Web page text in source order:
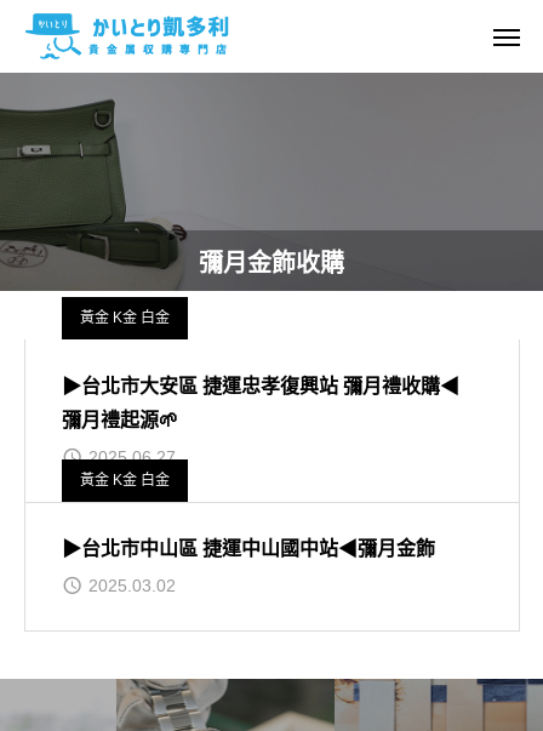
彌月金飾收購
黃金 K金 白金
▶台北市大安區 捷運忠孝復興站 彌月禮收購◀
彌月禮起源🌱
2025.06.27
黃金 K金 白金
▶台北市中山區 捷運中山國中站◀彌月金飾
2025.03.02